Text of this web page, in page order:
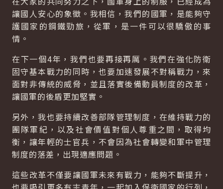
讓國人安心的象徵。我相信，我們的國軍，是能夠守
護國家的鋼鐵勁旅，從軍，是一件可以很驕傲的事
情。
在下一個4年，我們也要再接再厲。我們在強化防衛
固守基本戰力的同時，也要加速發展不對稱戰力，來
面對非傳統的威脅，並且落實後備動員制度的改革，
讓國軍的後盾更加堅實。
另外，我也要持續改善部隊管理制度，在維持戰力的
團隊軍紀，以及社會價值對個人尊重之間，取得均
衡，讓年輕的士官兵，不會因為社會轉變和軍中管理
制度的落差，出現適應問題。
這些改革不僅要讓國軍未來有戰力，能夠不斷提升，